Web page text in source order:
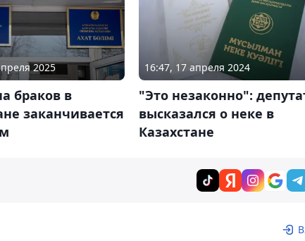
2025
браков в
заканчивается
16:47, 17 апреля 2024
"Это незаконно":
высказался о неке в
Казахстане